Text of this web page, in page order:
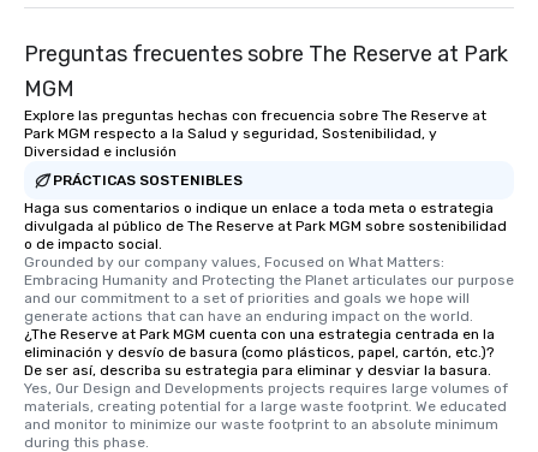
Preguntas frecuentes sobre The Reserve at Park
MGM
Explore las preguntas hechas con frecuencia sobre The Reserve at
Park MGM respecto a la Salud y seguridad, Sostenibilidad, y
Diversidad e inclusión
PRÁCTICAS SOSTENIBLES
Haga sus comentarios o indique un enlace a toda meta o estrategia
divulgada al público de The Reserve at Park MGM sobre sostenibilidad
o de impacto social.
Grounded by our company values, Focused on What Matters:
Embracing Humanity and Protecting the Planet articulates our purpose
and our commitment to a set of priorities and goals we hope will
generate actions that can have an enduring impact on the world.
¿The Reserve at Park MGM cuenta con una estrategia centrada en la
eliminación y desvío de basura (como plásticos, papel, cartón, etc.)?
De ser así, describa su estrategia para eliminar y desviar la basura.
Yes, Our Design and Developments projects requires large volumes of
materials, creating potential for a large waste footprint. We educated
and monitor to minimize our waste footprint to an absolute minimum
during this phase.